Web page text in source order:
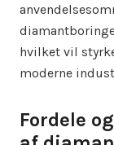
hvilket vil
moderne
Fordele